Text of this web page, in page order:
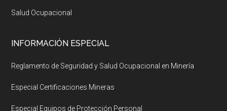
Salud Ocupacional
INFORMACIÓN ESPECIAL
Reglamento de Seguridad y Salud Ocupacional en Minería
Especial Certificaciones Mineras
Especial Equipos de Protección Personal